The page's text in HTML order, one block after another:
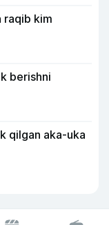
raqib kim
berishni
qilgan aka-uka